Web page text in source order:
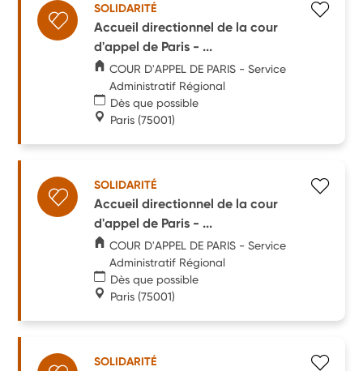
SOLIDARITÉ
Accueil directionnel de la cour
d'appel de Paris - ...
COUR D'APPEL DE PARIS - Service
Administratif Régional
Dès que possible
Paris (75001)
SOLIDARITÉ
Accueil directionnel de la cour
d'appel de Paris - ...
COUR D'APPEL DE PARIS - Service
Administratif Régional
Dès que possible
Paris (75001)
SOLIDARITÉ